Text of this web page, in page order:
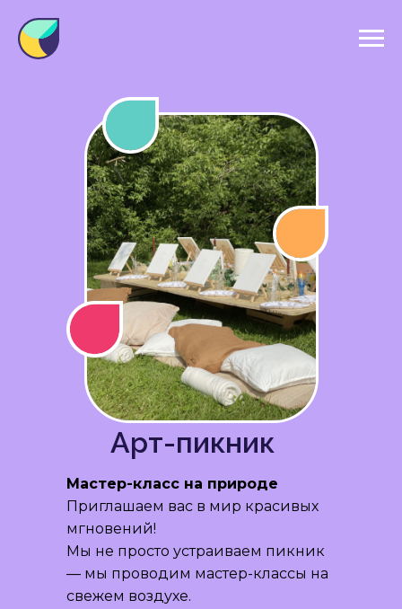
Арт-пикник
Мастер-класс на природе
Приглашаем вас в мир красивых
мгновений!
Мы не просто устраиваем пикник
— мы проводим мастер-классы на
свежем воздухе.